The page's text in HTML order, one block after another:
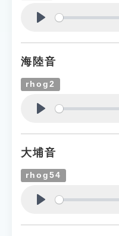
海陸音
rhog2
大埔音
rhog54